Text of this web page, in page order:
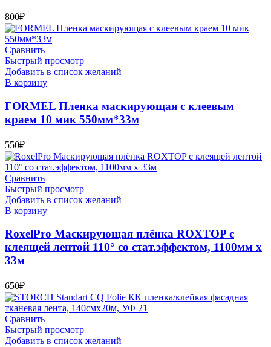
800₽
Сравнить
Быстрый просмотр
Добавить в список желаний
В корзину
FORMEL Пленка маскирующая с клеевым
краем 10 мик 550мм*33м
550₽
Сравнить
Быстрый просмотр
Добавить в список желаний
В корзину
RoxelPro Маскирующая плёнка ROXTOP с
клеящей лентой 110° со стат.эффектом, 1100мм х
33м
650₽
Сравнить
Быстрый просмотр
Добавить в список желаний